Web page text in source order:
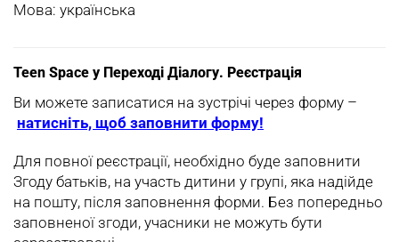
Мова: українська
Teen Space у Переході Діалогу. Реєстрація
Ви можете записатися на зустрічі через форму –
натисніть, щоб заповнити форму!
Для повної реєстрації, необхідно буде заповнити
Згоду батьків, на участь дитини у групі, яка надійде
на пошту, після заповнення форми. Без попередньо
заповненої згоди, учасники не можуть бути